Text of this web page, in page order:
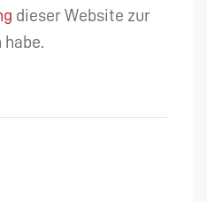
dieser Website zur